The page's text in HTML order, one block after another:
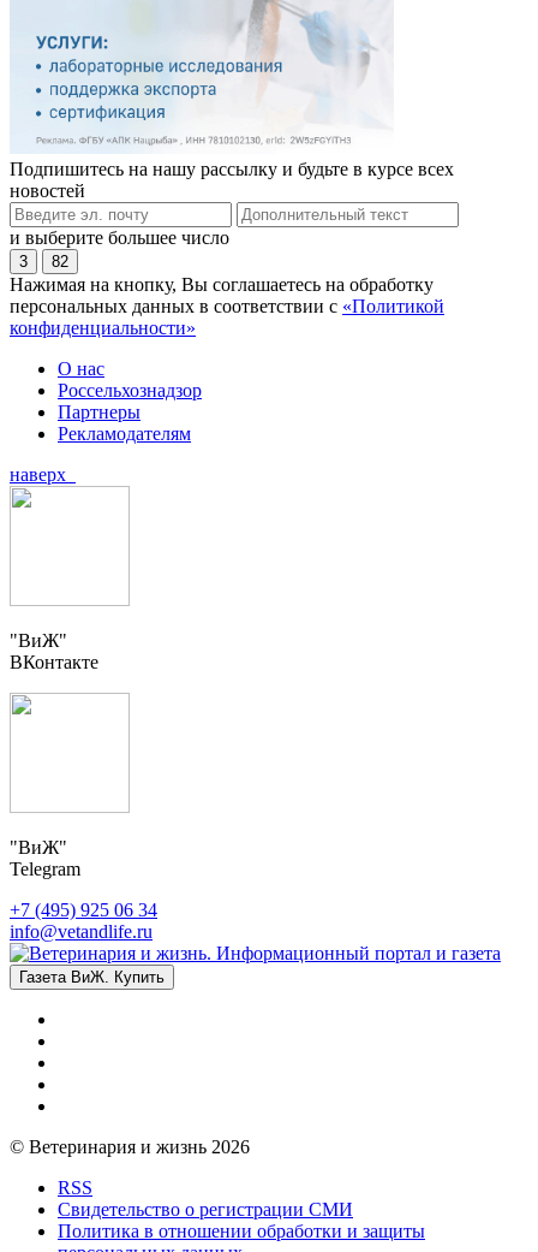
Подпишитесь на нашу рассылку и будьте в курсе всех
новостей
и выберите большее число
3 82
Нажимая на кнопку, Вы соглашаетесь на обработку
персональных данных в соответствии с «Политикой
конфиденциальности»
О нас
Россельхознадзор
Партнеры
Рекламодателям
наверх
"ВиЖ"
ВКонтакте
"ВиЖ"
Telegram
+7 (495) 925 06 34
info@vetandlife.ru
Газета ВиЖ. Купить
© Ветеринария и жизнь 2026
RSS
Свидетельство о регистрации СМИ
Политика в отношении обработки и защиты